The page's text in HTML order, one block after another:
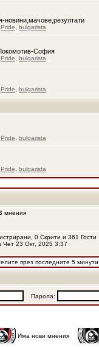
новини,мачове,резултати
Pride bulgarista
София
Pride bulgarista
Pride bulgarista
Pride bulgarista
Pride bulgarista
мнения
0 Скрити и 361
Чет 23 Окт, 2025 3:37
през последните 5 минути
Парола:
Има нови мнения